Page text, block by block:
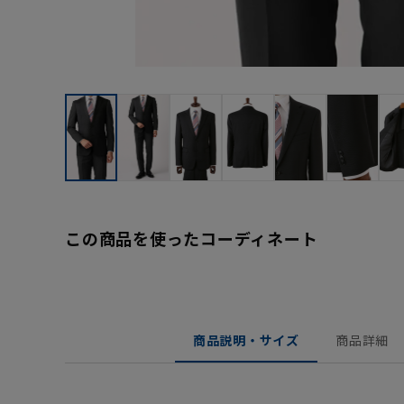
この商品を使ったコーディネート
商品説明・サイズ 商品詳細